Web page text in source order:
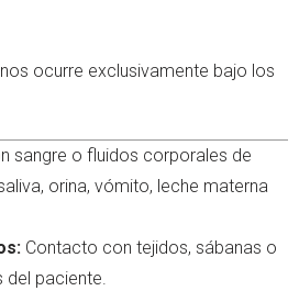
ocurre exclusivamente bajo los
sangre o fluidos corporales de
orina, vómito, leche materna
Contacto con tejidos, sábanas o
del paciente.